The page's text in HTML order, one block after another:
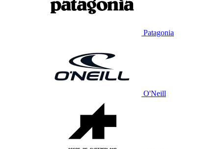
Patagonia
O'Neill